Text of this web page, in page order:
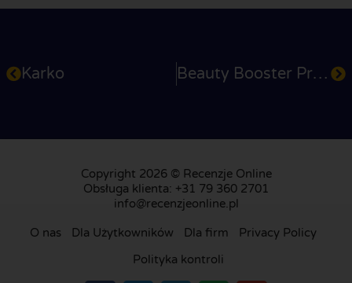
Karko Beauty Booster Premium Collagen
Copyright 2026 © Recenzje Online
Obsługa klienta: +31 79 360 2701
info@recenzjeonline.pl
O nas Dla Użytkowników Dla firm
Privacy Policy
Polityka kontroli